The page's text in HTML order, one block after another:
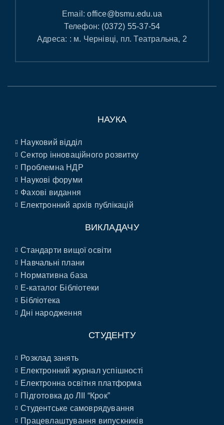
Email:office@bsmu.edu.ua
Телефон: (0372) 55-37-54
Адреса: : м. Чернівці, пл. Театральна, 2
НАУКА
Науковий відділ
Сектор інноваційного розвитку
Проблемна НДР
Наукові форуми
Фахові видання
Електронний архів публікацій
ВИКЛАДАЧУ
Стандарти вищої освіти
Навчальні плани
Нормативна база
E-каталог Бібліотеки
Бібліотека
Дні народження
СТУДЕНТУ
Розклад занять
Електронний журнал успішності
Електронна освітня платформа
Підготовка до ЛІІ “Крок”
Студентське самоврядування
Працевлаштування випускників